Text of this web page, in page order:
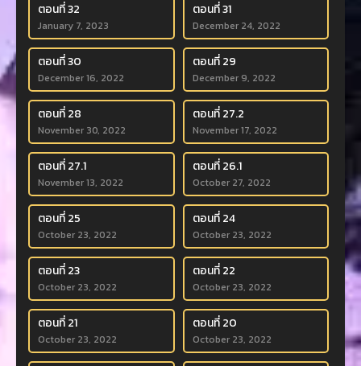
ตอนที่ 32
January 7, 2023
ตอนที่ 31
December 24, 2022
ตอนที่ 30
December 16, 2022
ตอนที่ 29
December 9, 2022
ตอนที่ 28
November 30, 2022
ตอนที่ 27.2
November 17, 2022
ตอนที่ 27.1
November 13, 2022
ตอนที่ 26.1
October 27, 2022
ตอนที่ 25
October 23, 2022
ตอนที่ 24
October 23, 2022
ตอนที่ 23
October 23, 2022
ตอนที่ 22
October 23, 2022
ตอนที่ 21
October 23, 2022
ตอนที่ 20
October 23, 2022